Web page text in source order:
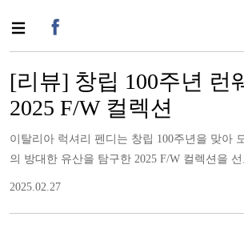
[리뷰] 창립 100주년 런
2025 F/W 컬렉션
이탈리아 럭셔리 펜디는 창립 100주년을 맞아
의 방대한 유산을 탐구한 2025 F/W 컬렉션을 선
2025.02.27